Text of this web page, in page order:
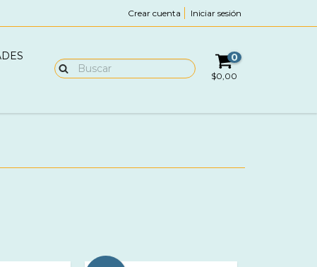
Crear cuenta Iniciar sesión
0
$0,00